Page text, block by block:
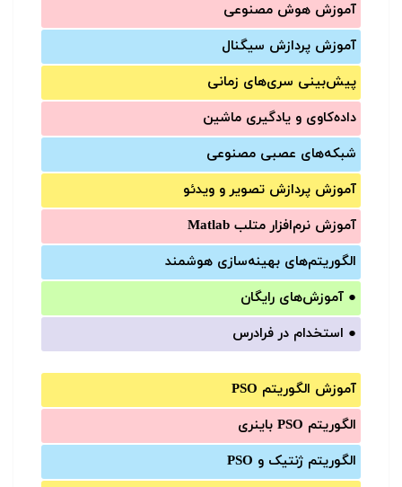
آموزش‌ هوش مصنوعی
آموزش‌ پردازش سیگنال
پیش‌‌بینی سری‌‌های زمانی
داده‌کاوی و یادگیری ماشین
شبکه‌های عصبی مصنوعی
آموزش‌ پردازش تصویر و ویدئو
آموزش‌ نرم‌افزار متلب Matlab
الگوریتم‌های بهینه‌سازی هوشمند
● آموزش‌های رایگان
● استخدام در فرادرس
آموزش الگوریتم PSO
الگوریتم PSO باینری
الگوریتم ژنتیک و PSO